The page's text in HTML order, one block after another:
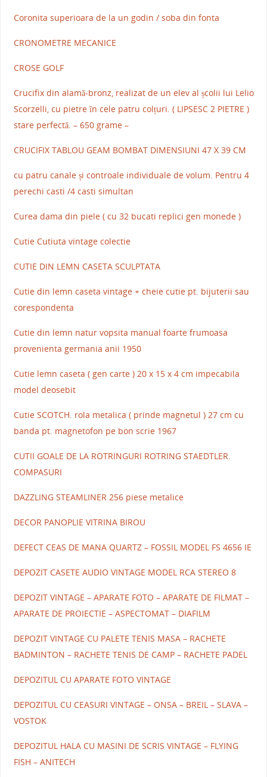
Coronita superioara de la un godin / soba din fonta
CRONOMETRE MECANICE
CROSE GOLF
Crucifix din alamă-bronz, realizat de un elev al școlii lui Lelio
Scorzelli, cu pietre în cele patru colțuri. ( LIPSESC 2 PIETRE )
stare perfectă. – 650 grame –
CRUCIFIX TABLOU GEAM BOMBAT DIMENSIUNI 47 X 39 CM
cu patru canale și controale individuale de volum. Pentru 4
perechi casti /4 casti simultan
Curea dama din piele ( cu 32 bucati replici gen monede )
Cutie Cutiuta vintage colectie
CUTIE DIN LEMN CASETA SCULPTATA
Cutie din lemn caseta vintage + cheie cutie pt. bijuterii sau
corespondenta
Cutie din lemn natur vopsita manual foarte frumoasa
provenienta germania anii 1950
Cutie lemn caseta ( gen carte ) 20 x 15 x 4 cm impecabila
model deosebit
Cutie SCOTCH. rola metalica ( prinde magnetul ) 27 cm cu
banda pt. magnetofon pe bon scrie 1967
CUTII GOALE DE LA ROTRINGURI ROTRING STAEDTLER.
COMPASURI
DAZZLING STEAMLINER 256 piese metalice
DECOR PANOPLIE VITRINA BIROU
DEFECT CEAS DE MANA QUARTZ – FOSSIL MODEL FS 4656 IE
DEPOZIT CASETE AUDIO VINTAGE MODEL RCA STEREO 8
DEPOZIT VINTAGE – APARATE FOTO – APARATE DE FILMAT –
APARATE DE PROIECTIE – ASPECTOMAT – DIAFILM
DEPOZIT VINTAGE CU PALETE TENIS MASA – RACHETE
BADMINTON – RACHETE TENIS DE CAMP – RACHETE PADEL
DEPOZITUL CU APARATE FOTO VINTAGE
DEPOZITUL CU CEASURI VINTAGE – ONSA – BREIL – SLAVA –
VOSTOK
DEPOZITUL HALA CU MASINI DE SCRIS VINTAGE – FLYING
FISH – ANITECH